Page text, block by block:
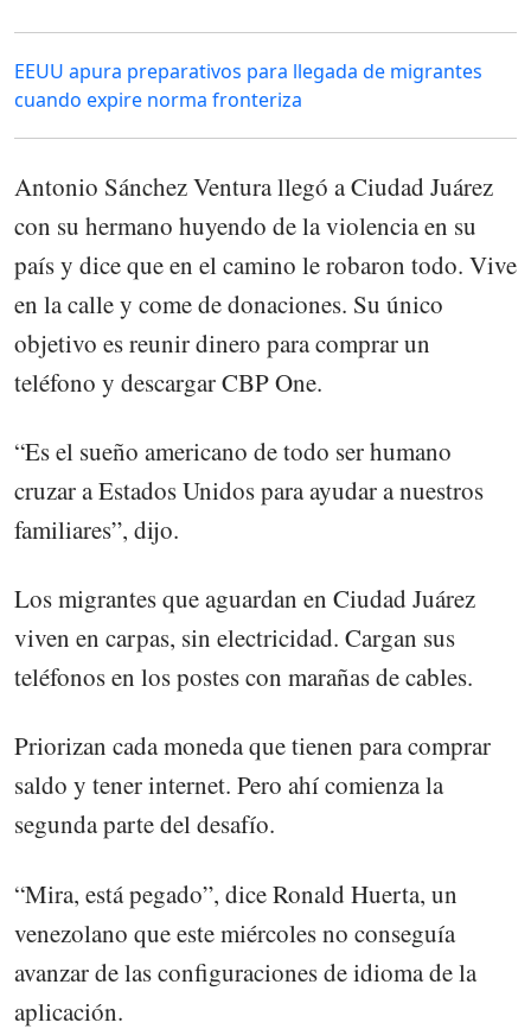
EEUU apura preparativos para llegada de migrantes
cuando expire norma fronteriza
Antonio Sánchez Ventura llegó a Ciudad Juárez
con su hermano huyendo de la violencia en su
país y dice que en el camino le robaron todo. Vive
en la calle y come de donaciones. Su único
objetivo es reunir dinero para comprar un
teléfono y descargar CBP One.
“Es el sueño americano de todo ser humano
cruzar a Estados Unidos para ayudar a nuestros
familiares”, dijo.
Los migrantes que aguardan en Ciudad Juárez
viven en carpas, sin electricidad. Cargan sus
teléfonos en los postes con marañas de cables.
Priorizan cada moneda que tienen para comprar
saldo y tener internet. Pero ahí comienza la
segunda parte del desafío.
“Mira, está pegado”, dice Ronald Huerta, un
venezolano que este miércoles no conseguía
avanzar de las configuraciones de idioma de la
aplicación.